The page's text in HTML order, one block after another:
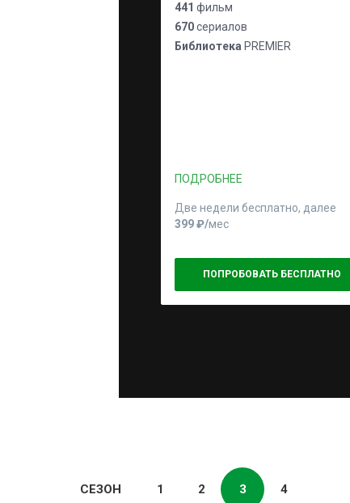
441 фильм
670сериалов
Библиотека PREMIER
ПОДРОБНЕЕ
Две недели бесплатно, далее
399 ₽⁠/⁠мес
ПОПРОБОВАТЬ БЕСПЛАТНО
СЕЗОН 1 2 3 4